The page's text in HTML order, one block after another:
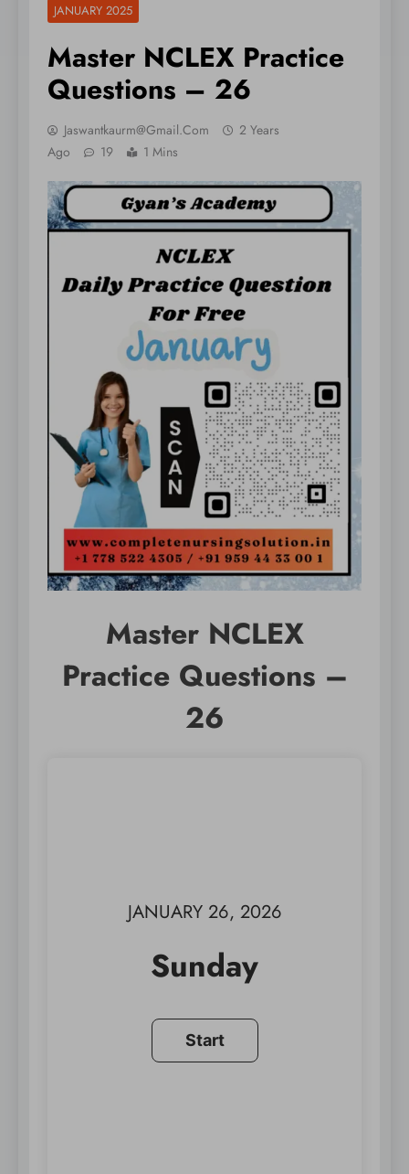
JANUARY 2025
Master NCLEX Practice
Questions – 26
Jaswantkaurm@gmail.com
2 Years
Ago
19 1 Mins
Master NCLEX
Practice Questions –
26
JANUARY 26, 2026
Sunday